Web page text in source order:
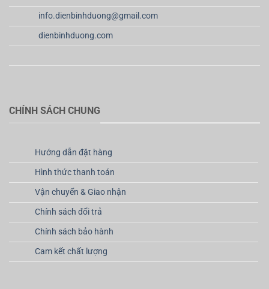
info.dienbinhduong@gmail.com
dienbinhduong.com
CHÍNH SÁCH CHUNG
Hướng dẫn đặt hàng
Hình thức thanh toán
Vận chuyển & Giao nhận
Chính sách đổi trả
Chính sách bảo hành
Cam kết chất lượng